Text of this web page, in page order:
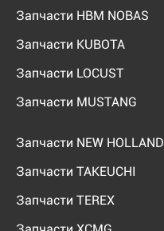
Запчасти HBM NOBAS
Запчасти KUBOTA
Запчасти LOCUST
Запчасти MUSTANG
Запчасти NEW HOLLAND
Запчасти TAKEUCHI
Запчасти TEREX